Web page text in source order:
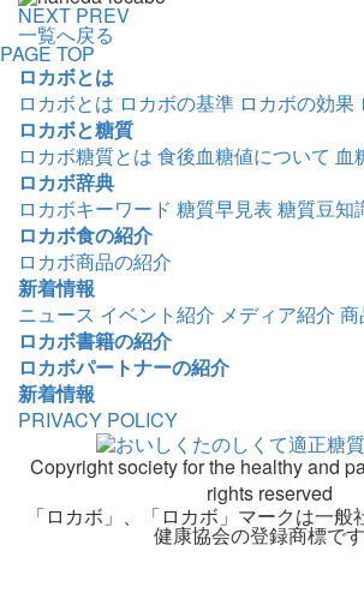
NEXT PREV
一覧へ戻る
PAGE TOP
ロカボとは
ロカボとは ロカボの基準 ロカボの効果
ロカボと糖質
ロカボ糖質とは 食後血糖値について 血
ロカボ辞典
ロカボキーワード 糖質早見表 糖質豆知
ロカボ食の紹介
ロカボ商品の紹介
新着情報
ニュース イベント紹介 メディア紹介 商
ロカボ書籍の紹介
ロカボパートナーの紹介
新着情報
PRIVACY POLICY
Copyright society for the healthy and
rights reserved
「ロカボ」、「ロカボ」マークは一般
健康協会の登録商標です